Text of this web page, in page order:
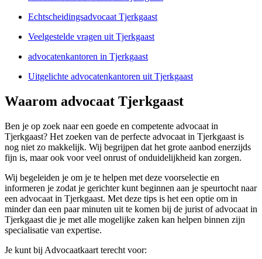
Echtscheidingsadvocaat Tjerkgaast
Veelgestelde vragen uit Tjerkgaast
advocatenkantoren in Tjerkgaast
Uitgelichte advocatenkantoren uit Tjerkgaast
Waarom advocaat Tjerkgaast
Ben je op zoek naar een goede en competente advocaat in
Tjerkgaast? Het zoeken van de perfecte advocaat in Tjerkgaast is
nog niet zo makkelijk. Wij begrijpen dat het grote aanbod enerzijds
fijn is, maar ook voor veel onrust of onduidelijkheid kan zorgen.
Wij begeleiden je om je te helpen met deze voorselectie en
informeren je zodat je gerichter kunt beginnen aan je speurtocht naar
een advocaat in Tjerkgaast. Met deze tips is het een optie om in
minder dan een paar minuten uit te komen bij de jurist of advocaat in
Tjerkgaast die je met alle mogelijke zaken kan helpen binnen zijn
specialisatie van expertise.
Je kunt bij Advocaatkaart terecht voor: